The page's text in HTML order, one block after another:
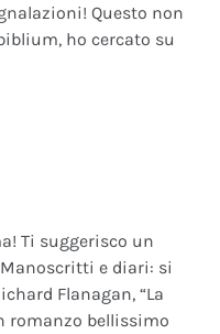
Questo non
ho cercato su
Ti suggerisco un
e diari: si
Flanagan, “La
romanzo bellissimo